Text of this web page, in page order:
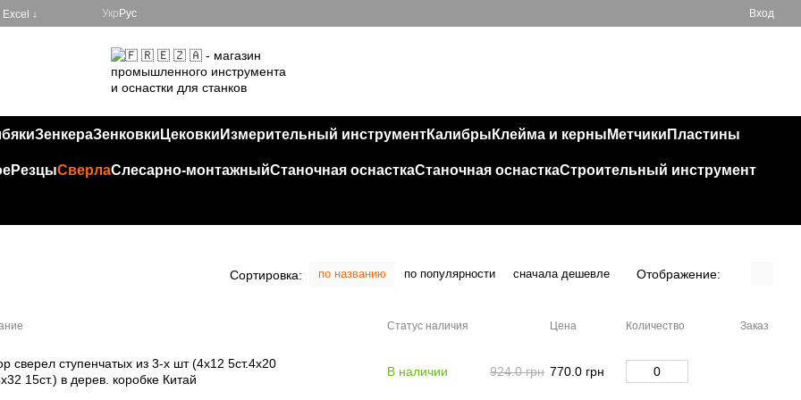
↓ Укр Рус Вход
ЗенкераЗенковки Цековки Измерительный инструментКалибры Клейма и керны Метчики Пластины
РезцыСверлаСлесарно-монтажныйСтаночная оснасткаСтаночная оснасткаСтроительный инструмент
Сортировка: по названию по популярности сначала дешевле Отображение:
Статус наличия Цена Количество Заказ
сверел ступенчатых из 3-х шт (4х12 5ст.4х20
15ст.) в дерев. коробке Китай
В наличии 924.0 грн 770.0 грн